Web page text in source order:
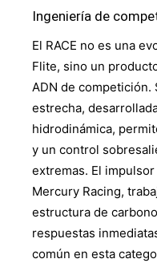
Ingeniería de
El RACE no es una
Flite, sino un
ADN de competición.
estrecha,
hidrodinámica,
y un control
extremas. El
Mercury Racing,
estructura de
respuestas
común en esta